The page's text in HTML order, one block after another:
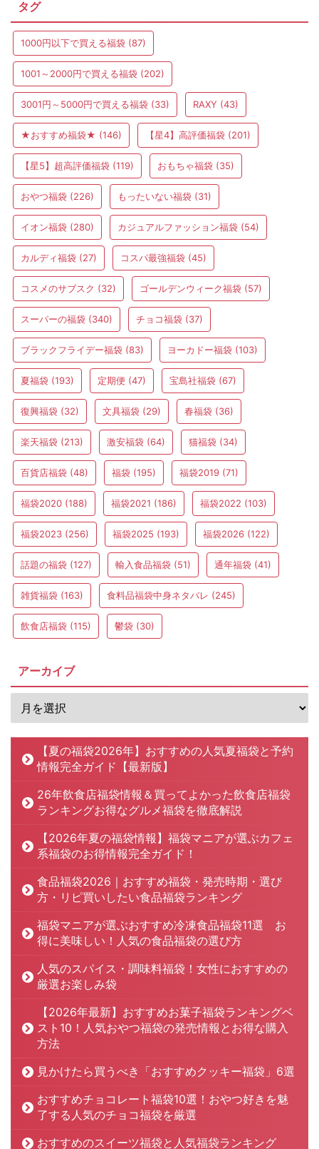
タグ
1000円以下で買える福袋 (87)
1001～2000円で買える福袋 (202)
3001円～5000円で買える福袋 (33) RAXY (43)
★おすすめ福袋★ (146) 【星4】高評価福袋 (201)
【星5】超高評価福袋 (119) おもちゃ福袋 (35)
おやつ福袋 (226) もったいない福袋 (31)
イオン福袋 (280) カジュアルファッション福袋 (54)
カルディ福袋 (27) コスパ最強福袋 (45)
コスメのサブスク (32) ゴールデンウィーク福袋 (57)
スーパーの福袋 (340) チョコ福袋 (37)
ブラックフライデー福袋 (83) ヨーカドー福袋 (103)
夏福袋 (193) 定期便 (47) 宝島社福袋 (67)
復興福袋 (32) 文具福袋 (29) 春福袋 (36)
楽天福袋 (213) 激安福袋 (64) 猫福袋 (34)
百貨店福袋 (48) 福袋 (195) 福袋2019 (71)
福袋2020 (188) 福袋2021 (186) 福袋2022 (103)
福袋2023 (256) 福袋2025 (193) 福袋2026 (122)
話題の福袋 (127) 輸入食品福袋 (51) 通年福袋 (41)
雑貨福袋 (163) 食料品福袋中身ネタバレ (245)
飲食店福袋 (115) 鬱袋 (30)
アーカイブ
【夏の福袋2026年】おすすめの人気夏福袋と予約
情報完全ガイド【最新版】
26年飲食店福袋情報＆買ってよかった飲食店福袋
ランキングお得なグルメ福袋を徹底解説
【2026年夏の福袋情報】福袋マニアが選ぶカフェ
系福袋のお得情報完全ガイド！
食品福袋2026｜おすすめ福袋・発売時期・選び
方・リピ買いしたい食品福袋ランキング
福袋マニアが選ぶおすすめ冷凍食品福袋11選 お
得に美味しい！人気の食品福袋の選び方
人気のスパイス・調味料福袋！女性におすすめの
厳選お楽しみ袋
【2026年最新】おすすめお菓子福袋ランキングベ
スト10！人気おやつ福袋の発売情報とお得な購入
方法
見かけたら買うべき「おすすめクッキー福袋」6選
おすすめチョコレート福袋10選！おやつ好きを魅
了する人気のチョコ福袋を厳選
おすすめのスイーツ福袋と人気福袋ランキング